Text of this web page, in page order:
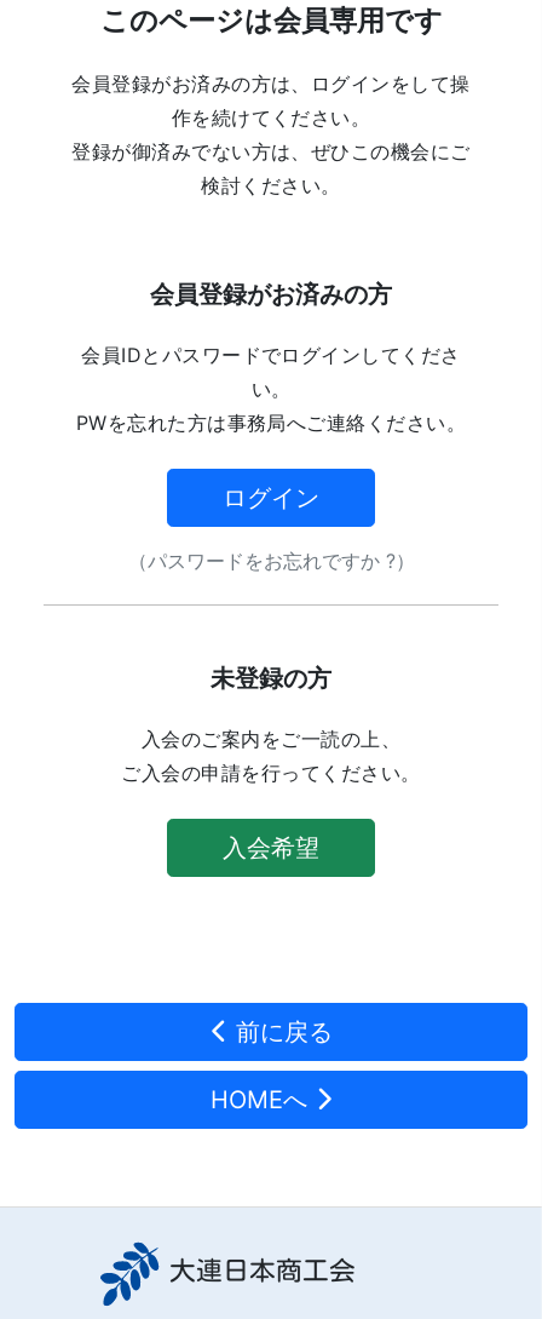
このページは会員専用です
会員登録がお済みの方は、ログインをして操
作を続けてください。
登録が御済みでない方は、ぜひこの機会にご
検討ください。
会員登録がお済みの方
会員IDとパスワードでログインしてくださ
い。
PWを忘れた方は事務局へご連絡ください。
ログイン
（パスワードをお忘れですか ?）
未登録の方
入会のご案内をご一読の上、
ご入会の申請を行ってください。
入会希望
前に戻る
HOMEへ
大連日本商工会